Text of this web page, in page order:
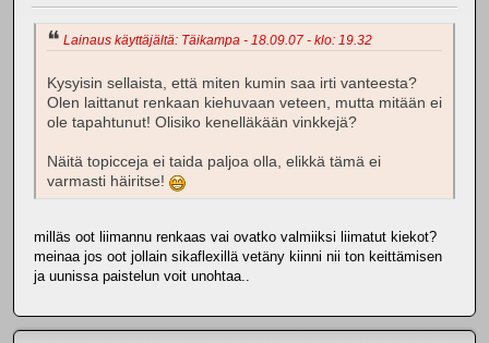
Lainaus käyttäjältä: Täikampa - 18.09.07 - klo: 19.32
Kysyisin sellaista, että miten kumin saa irti vanteesta?
Olen laittanut renkaan kiehuvaan veteen, mutta mitään ei
ole tapahtunut! Olisiko kenelläkään vinkkejä?
Näitä topicceja ei taida paljoa olla, elikkä tämä ei
varmasti häiritse!
milläs oot liimannu renkaas vai ovatko valmiiksi liimatut kiekot?
meinaa jos oot jollain sikaflexillä vetäny kiinni nii ton keittämisen
ja uunissa paistelun voit unohtaa..